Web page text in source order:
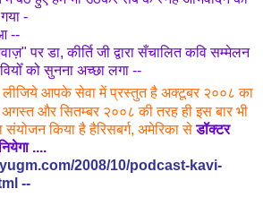
-
--
पर डा, कीर्ति जी द्वारा सँचालित कवि सम्मेलन
को सुनना अच्छा लगा --
लीजिये आपके सेवा में प्रस्तुत है अक्टूबर २००८ का
और सितम्बर २००८ की तरह ही इस बार भी
किया है हैरिसबर्ग, अमेरिका से डॉक्टर
....
2008/10/podcast-kavi-
--